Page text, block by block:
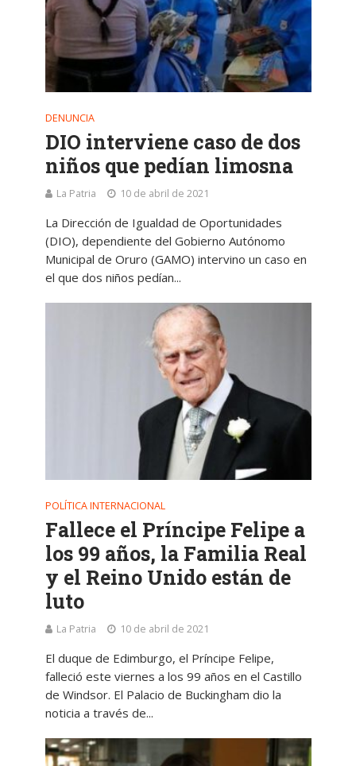
DENUNCIA
DIO interviene caso de dos
niños que pedían limosna
La Patria 10 de abril de 2021
La Dirección de Igualdad de Oportunidades
(DIO), dependiente del Gobierno Autónomo
Municipal de Oruro (GAMO) intervino un caso en
el que dos niños pedían...
POLÍTICA INTERNACIONAL
Fallece el Príncipe Felipe a
los 99 años, la Familia Real
y el Reino Unido están de
luto
La Patria 10 de abril de 2021
El duque de Edimburgo, el Príncipe Felipe,
falleció este viernes a los 99 años en el Castillo
de Windsor. El Palacio de Buckingham dio la
noticia a través de...